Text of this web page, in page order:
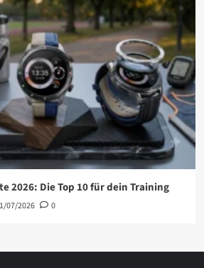
2026: Die Top 10 für dein Training
07/2026 0